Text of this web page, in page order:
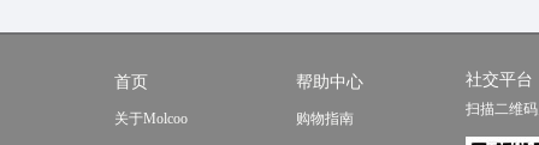
首页
关于Molcoo
帮助中心
购物指南
社交平台
扫描二维